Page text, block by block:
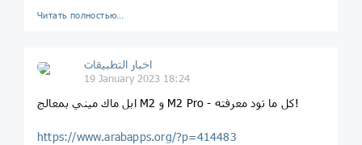
Читать полностью…
اخبار التطبيقات
19 January 2023 18:24
ابل ماك ميني بمعالج M2 و M2 Pro - كل ما تود معرفته!
https://www.arabapps.org/?p=414483